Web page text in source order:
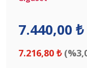
7.440,00 ₺
7.216,80 ₺